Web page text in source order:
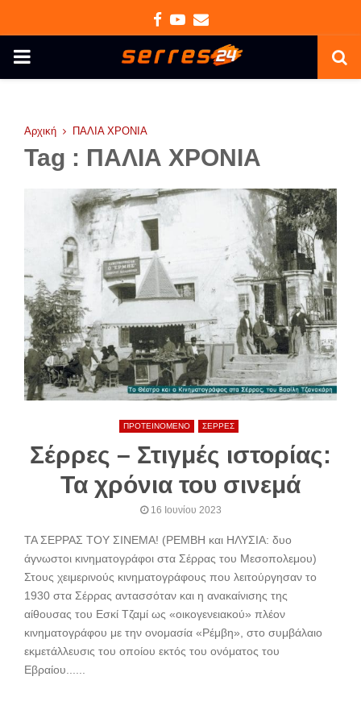
Facebook
Youtube
Email
PRIMARY
Αρχική ΠΑΛΙΑ ΧΡΟΝΙΑ
Tag : ΠΑΛΙΑ ΧΡΟΝΙΑ
ΠΡΟΤΕΙΝΟΜΕΝΟ ΣΕΡΡΕΣ
Σέρρες – Στιγμές ιστορίας:
Τα χρόνια του σινεμά
16 Ιουνίου 2023
ΤΑ ΣΕΡΡΑΣ ΤΟΥ ΣΙΝΕΜΑ! (ΡΕΜΒΗ και ΗΛΥΣΙΑ: δυο
άγνωστοι κινηματογράφοι στα Σέρρας του Μεσοπολεμου)
Στους χειμερινούς κινηματογράφους που λειτούργησαν το
1930 στα Σέρρας αντασσόταν και η ανακαίνισης της
αίθουσας του Eσκί Tζαμί ως «οικογενειακού» πλέον
κινηματογράφου με την ονομασία «Pέμβη», στο συμβάλαιο
εκμετάλλευσις του οποίου εκτός του ονόματος του
Εβραίου......